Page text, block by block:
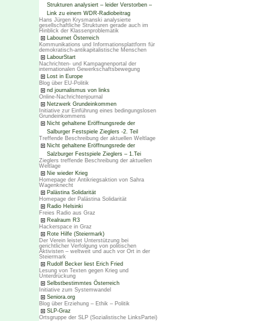
Strukturen analysiert – leider Verstorben –
Link zu einem WDR-Radiobeitrag
Hans Jürgen Krysmanski analysierte
gesellschaftliche Strukturen gerade auch im
Hinblick der Klassenproblematik
Labournet Österreich
Kommunikations und Informationsplattform für
demokratisch-antikapitalistische Menschen
LabourStart
Nachrichten- und Kampagnenportal der
internationalen Gewerkschaftsbewegung
Lost in Europe
Blog über EU-Politik
nd journalismus von links
Online-Nachrichtenjournal
Netzwerk Grundeinkommen
Initiative zur Einführung eines bedingungslosen
Grundeinkommens
Nicht gehaltene Eröffnungsrede der
Salburger Festspiele Zieglers -2. Teil
Treffende Beschreibung der aktuellen Weltlage
Nicht gehaltene Eröffnungsrede der
Salzburger Festspiele Zieglers – 1.Tei
Zieglers treffende Beschreibung der aktuellen
Weltlage
Nie wieder Krieg
Homepage der Antikriegsaktion von Sahra
Wagenknecht
Palästina Solidarität
Homepage der Palästina Solidarität
Radio Helsinki
Freies Radio aus Graz
Realraum R3
Hackerspace in Graz
Rote Hilfe (Steiermark)
Der Verein leistet Unterstützung bei
gerichtlicher Verfolgung von politischen
Aktivisten – weltweit und auch vor Ort in der
Steiermark
Rudolf Becker liest Erich Fried
Lesung von Texten gegen Krieg und
Unterdrückung
Selbstbestimmtes Österreich
Initiative zum Systemwandel
Seniora.org
Blog über Erziehung – Ethik – Politik
SLP-Graz
Ortsgruppe der SLP (Sozialistische LinksPartei)